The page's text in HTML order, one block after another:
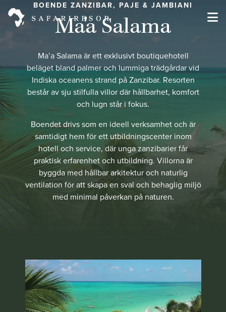
BOENDE ZANZIBAR, PAJE & JAMBIANI
Ma'a Salama
Ma’a Salama är ett exklusivt boutiquehotell
beläget bland palmer och lummiga trädgårdar vid
Indiska oceanens strand på Zanzibar. Resorten
består av sju stilfulla villor där hållbarhet, komfort
och lugn står i fokus.
Boendet drivs som en ideell verksamhet och är
samtidigt hem för ett utbildningscenter inom
hotell och service, där unga zanzibarier får
praktisk erfarenhet och utbildning. Villorna är
byggda med hållbar arkitektur och naturlig
ventilation för att skapa en sval och behaglig miljö
med minimal påverkan på naturen.